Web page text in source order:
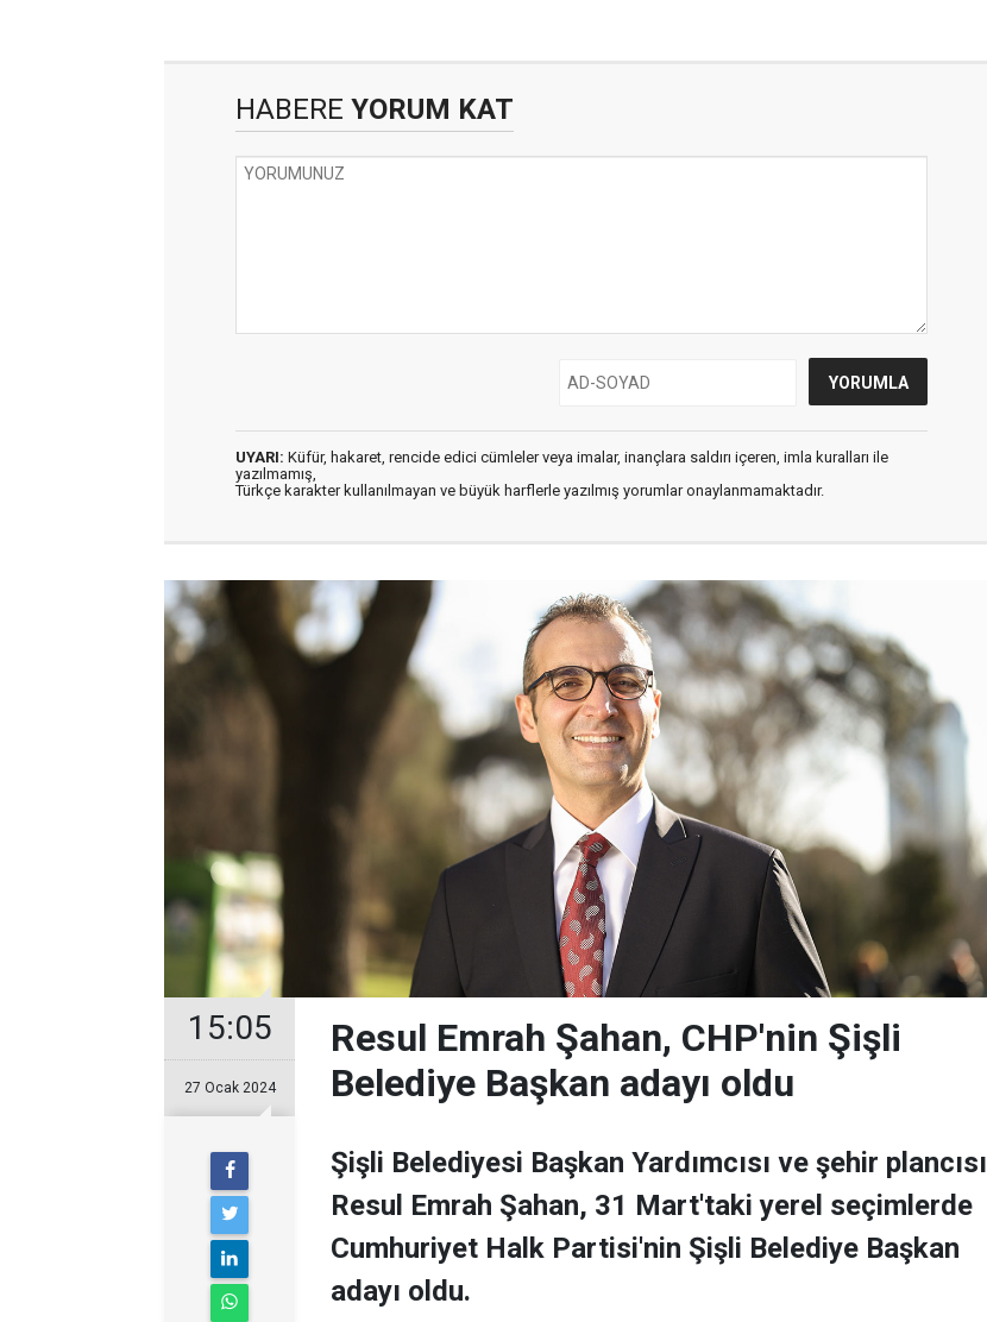
HABERE YORUM KAT
UYARI: Küfür, hakaret, rencide edici cümleler veya imalar, inançlara saldırı içeren, imla kuralları ile
yazılmamış,
Türkçe karakter kullanılmayan ve büyük harflerle yazılmış yorumlar onaylanmamaktadır.
15:05
27 Ocak 2024
Resul Emrah Şahan, CHP'nin Şişli
Belediye Başkan adayı oldu
Şişli Belediyesi Başkan Yardımcısı ve şehir plancısı
Resul Emrah Şahan, 31 Mart'taki yerel seçimlerde
Cumhuriyet Halk Partisi'nin Şişli Belediye Başkan
adayı oldu.